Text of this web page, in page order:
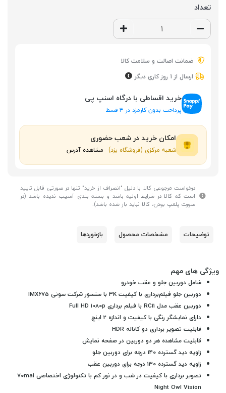
تعداد
ضمانت اصالت و سلامت کالا
ارسال از 1 روز کاری دیگر
خرید اقساطی با درگاه اسنپ پی
پرداخت بدون کارمزد در ۴ قسط
امکان خرید در شعب حضوری
شعبه مرکزی (فروشگاه یزد) مشاهده آدرس
درخواست مرجوعی کالا با دلیل "انصراف از خرید" تنها در صورتی قابل تایید
است که کالا در شرایط اولیه باشد و بسته بندی آسیب ندیده باشد (در
صورت پلمپ بودن، کالا نباید باز شده باشد).
توضیحات مشخصات محصول بازخوردها
ویژگی های مهم
شامل دوربین جلو و عقب خودرو
دوربین جلو فیلم‌برداری با کیفیت 3K با سنسور شرکت سونی
IMX675
دوربین عقب مدل RC11 با فیلم برداری Full HD 1080p
دارای نمایشگر رنگی با کیفیت و اندازه 2 اینچ
قابلیت تصویر برداری دو کاناله HDR
قابلیت مشاهده هر دو دوربین در صفحه نمایش
زاویه دید گسترده 140 درجه برای دوربین جلو
زاویه دید گسترده 130 درجه برای دوربین عقب
تصویر برداری با کیفیت در شب و در نور کم با تکنولوژی اختصاصی 70mai
Night Owl Vision